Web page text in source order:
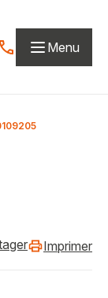
Contactez-nous
Menu
Imprimer